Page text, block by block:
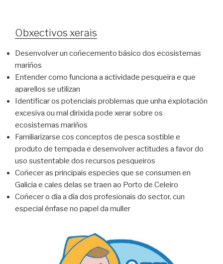
Obxectivos xerais
Desenvolver un coñecemento básico dos ecosistemas
mariños
Entender como funciona a actividade pesqueira e que
aparellos se utilizan
Identificar os potenciais problemas que unha explotación
excesiva ou mal dirixida pode xerar sobre os
ecosistemas mariños
Familiarizarse cos conceptos de pesca sostible e
produto de tempada e desenvolver actitudes a favor do
uso sustentable dos recursos pesqueiros
Coñecer as principais especies que se consumen en
Galicia e cales delas se traen ao Porto de Celeiro
Coñecer o día a día dos profesionais do sector, cun
especial énfase no papel da muller